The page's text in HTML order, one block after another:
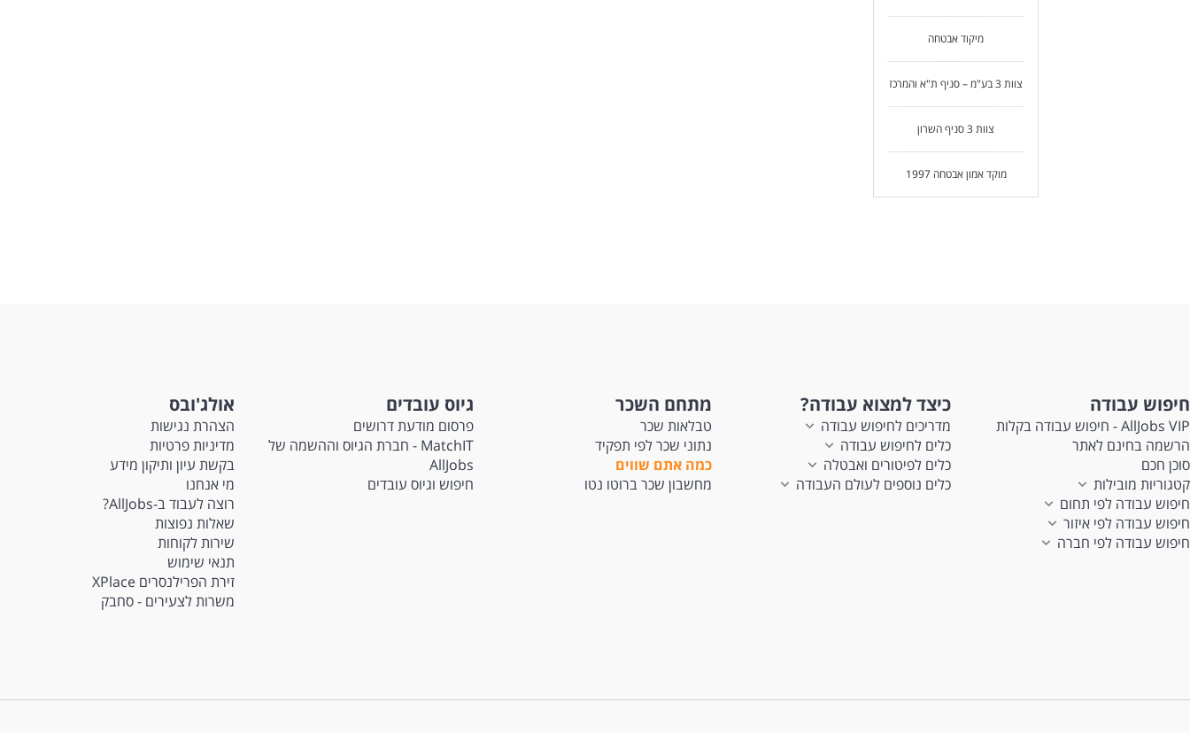
מיקוד אבטחה
צוות 3 בע"מ – סניף ת"א והמרכז
צוות 3 סניף השרון
מוקד אמון אבטחה 1997
חיפוש עבודה
AllJobs VIP - חיפוש עבודה בקלות
הרשמה בחינם לאתר
סוכן חכם
קטגוריות מובילות
חיפוש עבודה לפי תחום
חיפוש עבודה לפי איזור
חיפוש עבודה לפי חברה
כיצד למצוא עבודה?
מדריכים לחיפוש עבודה
כלים לחיפוש עבודה
כלים לפיטורים ואבטלה
כלים נוספים לעולם העבודה
מתחם השכר
טבלאות שכר
נתוני שכר לפי תפקיד
כמה אתם שווים
מחשבון שכר ברוטו נטו
גיוס עובדים
פרסום מודעת דרושים
MatchIT - חברת הגיוס וההשמה של
AllJobs
חיפוש וגיוס עובדים
אולג'ובס
הצהרת נגישות
מדיניות פרטיות
בקשת עיון ותיקון מידע
מי אנחנו
רוצה לעבוד ב-AllJobs?
שאלות נפוצות
שירות לקוחות
תנאי שימוש
זירת הפרילנסרים XPlace
משרות לצעירים - סחבק